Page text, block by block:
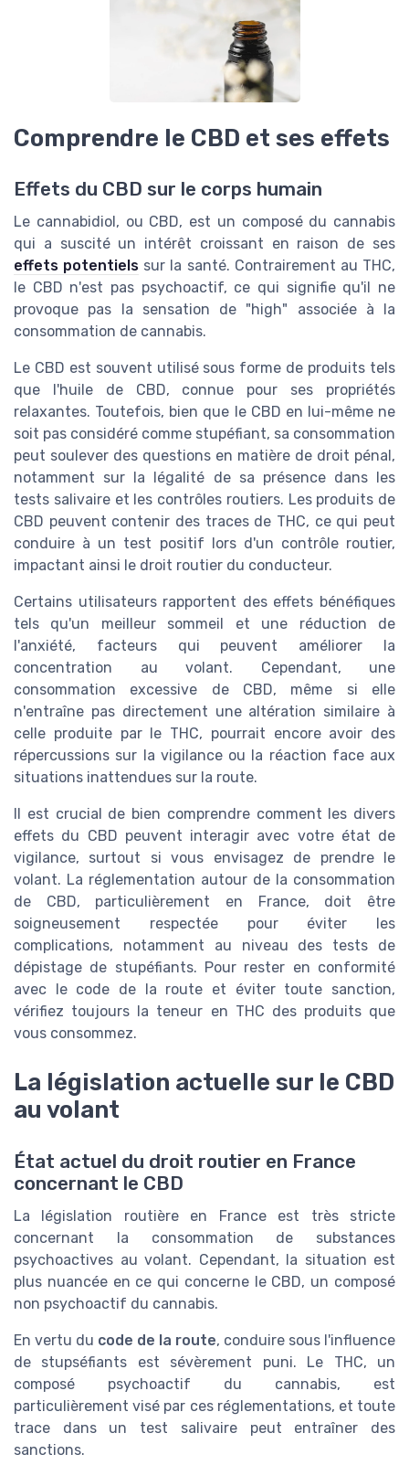
Comprendre le CBD et ses effets
Effets du CBD sur le corps humain
Le cannabidiol, ou CBD, est un composé du cannabis
qui a suscité un intérêt croissant en raison de ses
effets potentiels sur la santé. Contrairement au THC,
le CBD n'est pas psychoactif, ce qui signifie qu'il ne
provoque pas la sensation de "high" associée à la
consommation de cannabis.
Le CBD est souvent utilisé sous forme de produits tels
que l'huile de CBD, connue pour ses propriétés
relaxantes. Toutefois, bien que le CBD en lui-même ne
soit pas considéré comme stupéfiant, sa consommation
peut soulever des questions en matière de droit pénal,
notamment sur la légalité de sa présence dans les
tests salivaire et les contrôles routiers. Les produits de
CBD peuvent contenir des traces de THC, ce qui peut
conduire à un test positif lors d'un contrôle routier,
impactant ainsi le droit routier du conducteur.
Certains utilisateurs rapportent des effets bénéfiques
tels qu'un meilleur sommeil et une réduction de
l'anxiété, facteurs qui peuvent améliorer la
concentration au volant. Cependant, une
consommation excessive de CBD, même si elle
n'entraîne pas directement une altération similaire à
celle produite par le THC, pourrait encore avoir des
répercussions sur la vigilance ou la réaction face aux
situations inattendues sur la route.
Il est crucial de bien comprendre comment les divers
effets du CBD peuvent interagir avec votre état de
vigilance, surtout si vous envisagez de prendre le
volant. La réglementation autour de la consommation
de CBD, particulièrement en France, doit être
soigneusement respectée pour éviter les
complications, notamment au niveau des tests de
dépistage de stupéfiants. Pour rester en conformité
avec le code de la route et éviter toute sanction,
vérifiez toujours la teneur en THC des produits que
vous consommez.
La législation actuelle sur le CBD
au volant
État actuel du droit routier en France
concernant le CBD
La législation routière en France est très stricte
concernant la consommation de substances
psychoactives au volant. Cependant, la situation est
plus nuancée en ce qui concerne le CBD, un composé
non psychoactif du cannabis.
En vertu du code de la route, conduire sous l'influence
de stupséfiants est sévèrement puni. Le THC, un
composé psychoactif du cannabis, est
particulièrement visé par ces réglementations, et toute
trace dans un test salivaire peut entraîner des
sanctions.